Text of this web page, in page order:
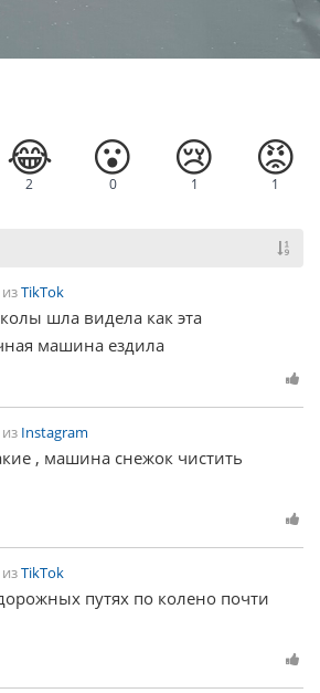
😂
2
😮
0
😢
1
😡
1
изTikTok
шла видела как эта
машина ездила
Instagram
, машина снежок чистить
изTikTok
путях по колено почти